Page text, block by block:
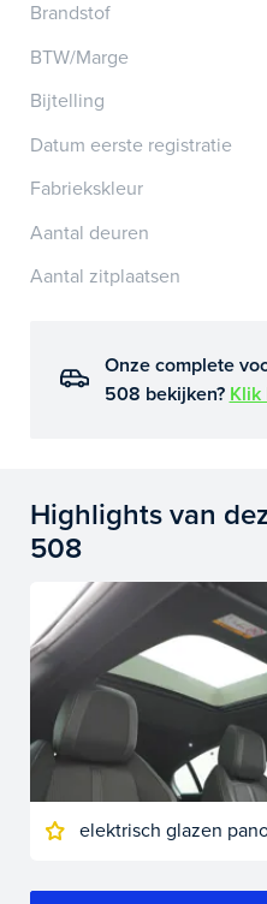
Brandstof
BTW/Marge
Bijtelling
Datum eerste registratie
Fabriekskleur
Aantal deuren
Aantal zitplaatsen
Onze complete
508 bekijken? Klik
Highlights van
508
elektrisch glazen